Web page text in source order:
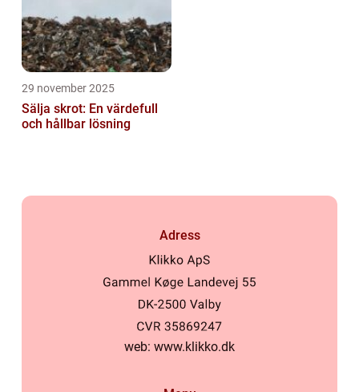
29 november 2025
Sälja skrot: En värdefull
och hållbar lösning
Adress
web: www.klikko.dk